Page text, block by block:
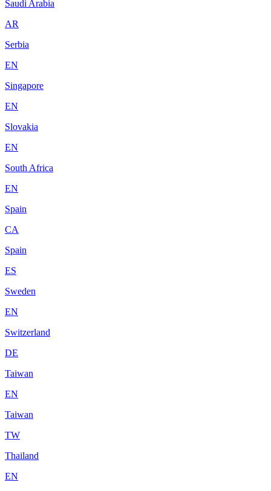
Saudi Arabia
AR
Serbia
EN
Singapore
EN
Slovakia
EN
South Africa
EN
Spain
CA
Spain
ES
Sweden
EN
Switzerland
DE
Taiwan
EN
Taiwan
TW
Thailand
EN